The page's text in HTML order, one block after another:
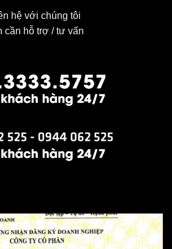
hệ với chúng tôi
cần hỗ trợ / tư vấn